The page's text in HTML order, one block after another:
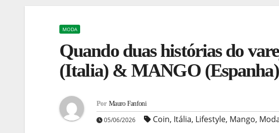
MODA
Quando duas histórias do
(Italia) & MANGO (Espanha)
Por Mauro Fanfoni
05/06/2026 Coin, Itália, Lifestyle, Mango,